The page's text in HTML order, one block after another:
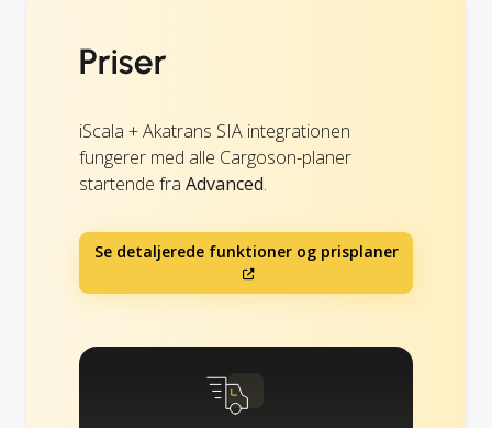
Priser
iScala + Akatrans SIA integrationen
fungerer med alle Cargoson-planer
startende fra Advanced.
Se detaljerede funktioner og prisplaner